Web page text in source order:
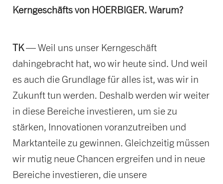
Kerngeschäfts von HOERBIGER. Warum?
TK— Weil uns unser Kerngeschäft
dahingebracht hat, wo wir heute sind. Und weil
es auch die Grundlage für alles ist, was wir in
Zukunft tun werden. Deshalb werden wir weiter
in diese Bereiche investieren, um sie zu
stärken, Innovationen voranzutreiben und
Marktanteile zu gewinnen. Gleichzeitig müssen
wir mutig neue Chancen ergreifen und in neue
Bereiche investieren, die unsere